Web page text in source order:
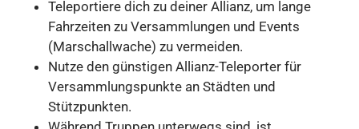
Teleportiere dich zu deiner Allianz, um lange
Fahrzeiten zu Versammlungen und Events
(Marschallwache) zu vermeiden.
Nutze den günstigen Allianz-Teleporter für
Versammlungspunkte an Städten und
Stützpunkten.